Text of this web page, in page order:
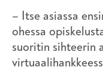
– Itse asiassa
ohessa
suoritin sihteerin